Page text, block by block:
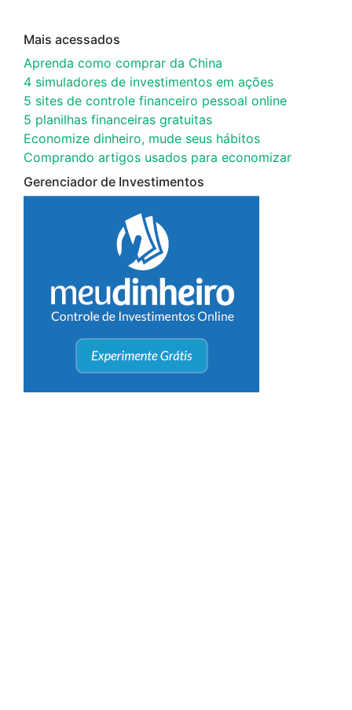
Mais acessados
Aprenda como comprar da China
4 simuladores de investimentos em ações
5 sites de controle financeiro pessoal online
5 planilhas financeiras gratuitas
Economize dinheiro, mude seus hábitos
Comprando artigos usados para economizar
Gerenciador de Investimentos